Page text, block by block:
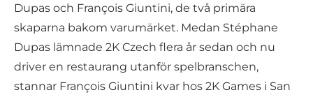
Dupas och François Giuntini, de två primära
skaparna bakom varumärket. Medan Stéphane
Dupas lämnade 2K Czech flera år sedan och nu
driver en restaurang utanför spelbranschen,
stannar François Giuntini kvar hos 2K Games i San